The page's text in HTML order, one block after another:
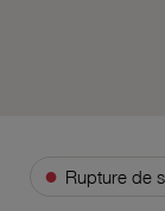
● Rupture de